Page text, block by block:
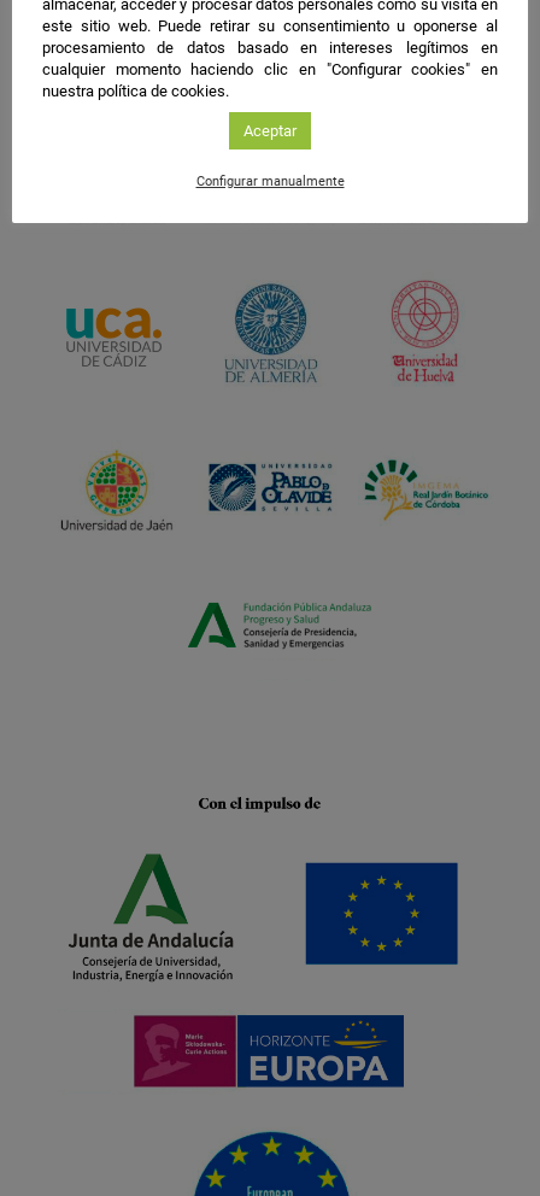
almacenar, acceder y procesar datos personales como su visita en
este sitio web. Puede retirar su consentimiento u oponerse al
procesamiento de datos basado en intereses legítimos en
cualquier momento haciendo clic en "Configurar cookies" en
nuestra política de cookies.
Aceptar
Configurar manualmente